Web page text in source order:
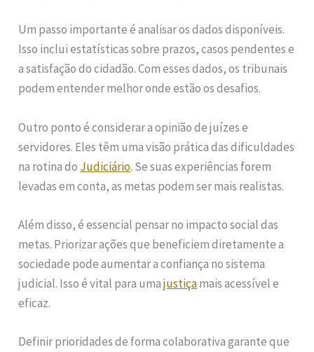
Um passo importante é analisar os dados disponíveis.
Isso inclui estatísticas sobre prazos, casos pendentes e
a satisfação do cidadão. Com esses dados, os tribunais
podem entender melhor onde estão os desafios.
Outro ponto é considerar a opinião de juízes e
servidores. Eles têm uma visão prática das dificuldades
na rotina do Judiciário. Se suas experiências forem
levadas em conta, as metas podem ser mais realistas.
Além disso, é essencial pensar no impacto social das
metas. Priorizar ações que beneficiem diretamente a
sociedade pode aumentar a confiança no sistema
judicial. Isso é vital para umajustiçamais acessível e
eficaz.
Definir prioridades de forma colaborativa garante que